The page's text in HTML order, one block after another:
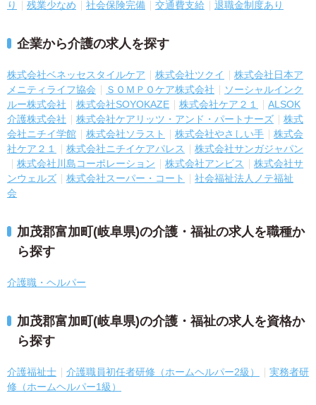
り 残業少なめ 社会保険完備 交通費支給 退職金制度あり
企業から介護の求人を探す
株式会社ベネッセスタイルケア 株式会社ツクイ
株式会社日本ア
メニティライフ協会
ＳＯＭＰＯケア株式会社
ソーシャルインク
ルー株式会社
株式会社SOYOKAZE 株式会社ケア２１
ALSOK
介護株式会社
株式会社ケアリッツ・アンド・パートナーズ
株式
会社ニチイ学館
株式会社ソラスト 株式会社やさしい手
株式会
社ケア２１
株式会社ニチイケアパレス
株式会社サンガジャパン
株式会社川島コーポレーション
株式会社アンビス
株式会社サ
ンウェルズ
株式会社スーパー・コート
社会福祉法人ノテ福祉
会
加茂郡富加町(岐阜県)の介護・福祉の求人を職種か
ら探す
介護職・ヘルパー
加茂郡富加町(岐阜県)の介護・福祉の求人を資格か
ら探す
介護福祉士 介護職員初任者研修（ホームヘルパー2級）
実務者研
修（ホームヘルパー1級）